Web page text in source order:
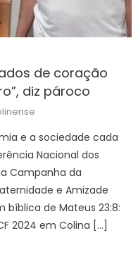
de coração
diz pároco
e a sociedade cada
Nacional dos
Campanha da
e Amizade
bíblica de Mateus 23:8:
2024 em Colina […]